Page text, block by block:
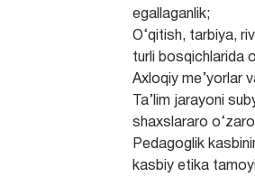
egallaganlik;
O‘qitish, tarbiya,
turli bosqichlarida
Axloqiy me’yorlar
Ta’lim jarayoni
shaxslararo
Pedagoglik
kasbiy etika